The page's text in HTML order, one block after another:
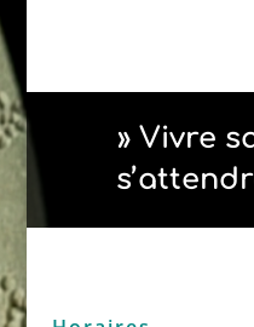
» Vivre